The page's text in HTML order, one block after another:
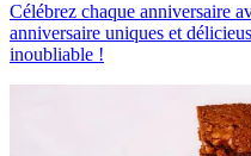
Célébrez chaque anniversaire
anniversaire uniques et
inoubliable !